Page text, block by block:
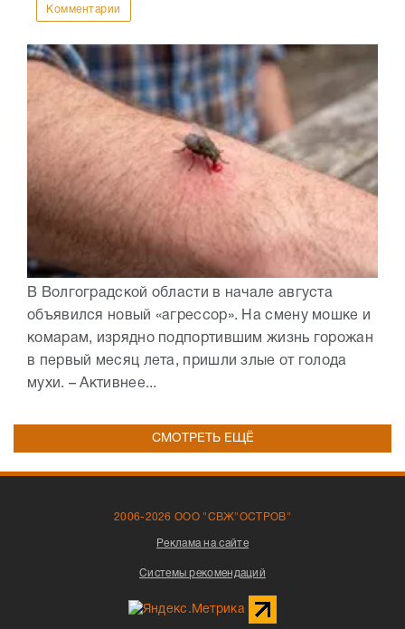
Комментарии
В Волгоградской области в начале августа
объявился новый «агрессор». На смену мошке и
комарам, изрядно подпортившим жизнь горожан
в первый месяц лета, пришли злые от голода
мухи. – Активнее...
СМОТРЕТЬ ЕЩЁ
2006-2026 ООО "СВЖ"ОСТРОВ"
Реклама на сайте
Системы рекомендаций